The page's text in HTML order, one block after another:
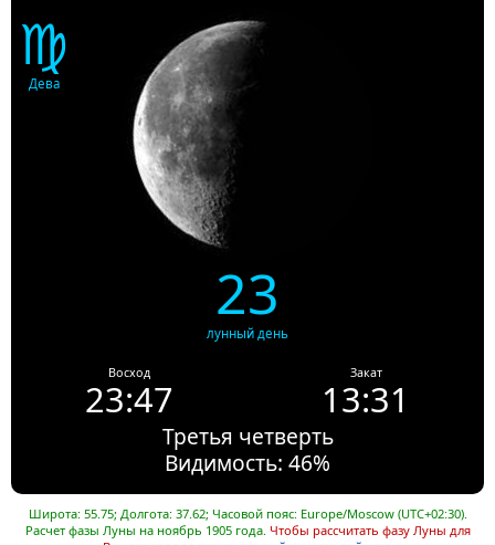
♍
Дева
23
лунный день
Восход
23:47
Закат
13:31
Третья четверть
Видимость: 46%
Широта: 55.75; Долгота: 37.62; Часовой пояс: Europe/Moscow (UTC+02:30).
Расчет фазы Луны на ноябрь 1905 года. Чтобы рассчитать фазу Луны для